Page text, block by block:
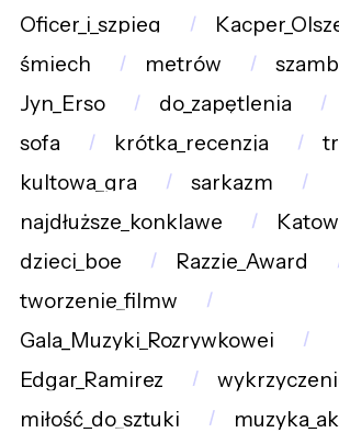
Oficer_i_szpieg
śmiech
metrów
Jyn_Erso
do_zapętlenia
sofa
krótka_recenzja
kultowa_gra
sarkazm
najdłuższe_konklawe
dzieci_boe
Razzie_Award
tworzenie_filmw
Gala_Muzyki_Rozrywkowej
Edgar_Ramirez
miłość_do_sztuki